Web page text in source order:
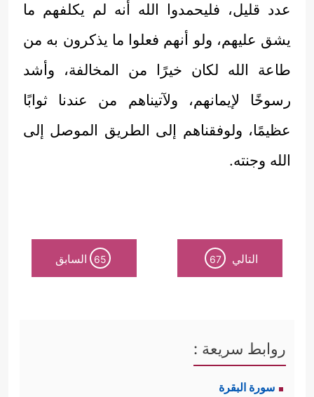
عدد قليل، فليحمدوا الله أنه لم يكلفهم ما
يشق عليهم، ولو أنهم فعلوا ما يذكرون به من
طاعة الله لكان خيرًا من المخالفة، وأشد
رسوخًا لإيمانهم، ولآتيناهم من عندنا ثوابًا
عظيمًا، ولوفقناهم إلى الطريق الموصل إلى
الله وجنته.
التالي 67
65 السابق
روابط سريعة :
سورة البقرة